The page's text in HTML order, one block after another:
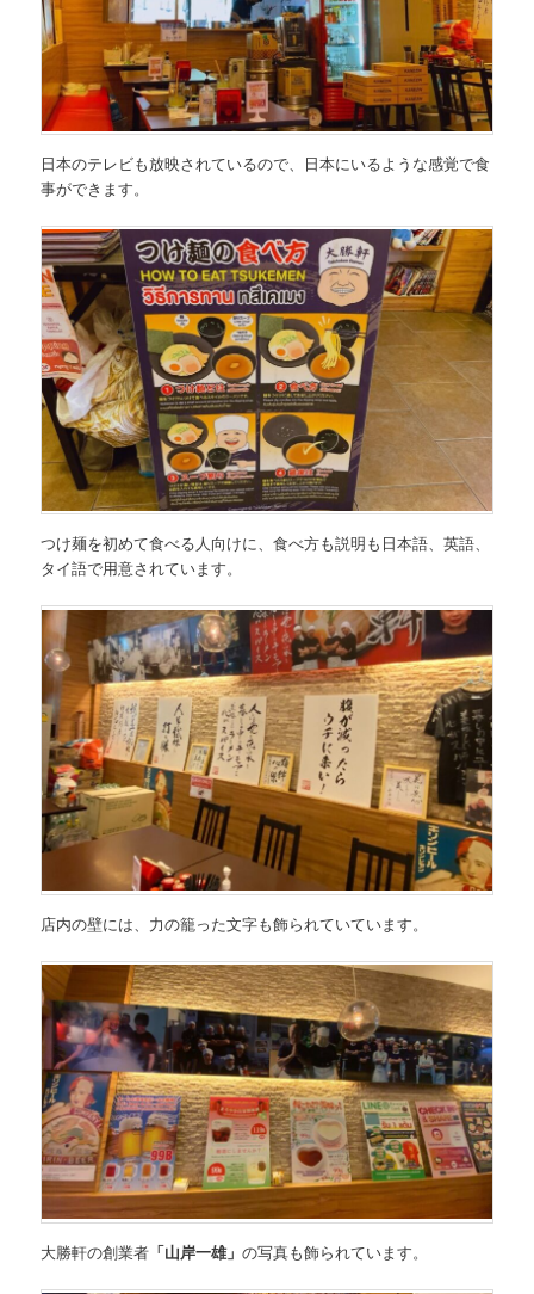
日本のテレビも放映されているので、日本にいるような感覚で食
事ができます。
つけ麺を初めて食べる人向けに、食べ方も説明も日本語、英語、
タイ語で用意されています。
店内の壁には、力の籠った文字も飾られていています。
大勝軒の創業者 「山岸一雄」の写真も飾られています。